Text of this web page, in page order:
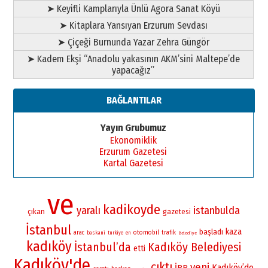
➤ Keyifli Kamplarıyla Ünlü Agora Sanat Köyü
➤ Kitaplara Yansıyan Erzurum Sevdası
➤ Çiçeği Burnunda Yazar Zehra Güngör
➤ Kadem Ekşi “Anadolu yakasının AKM’sini Maltepe’de
yapacağız”
BAĞLANTILAR
Yayın Grubumuz
Ekonomiklik
Erzurum Gazetesi
Kartal Gazetesi
çıkan ve yaralı kadikoyde gazetesi istanbulda
İstanbul arac baskani turkiye en otomobil trafik Belediye başladı kaza
kadıköy İstanbul’da etti Kadıköy Belediyesi